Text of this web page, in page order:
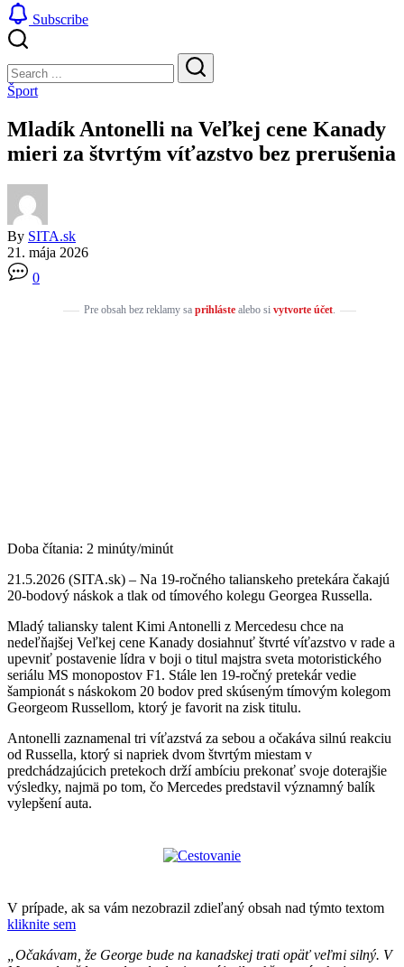
Subscribe
Search
Search
Šport
Mladík Antonelli na Veľkej cene Kanady
mieri za štvrtým víťazstvo bez prerušenia
By SITA.sk
21. mája 2026
0
Pre obsah bez reklamy sa prihlástealebo si vytvorte účet.
Doba čítania: 2 minúty/minút
21.5.2026 (SITA.sk) – Na 19-ročného talianskeho pretekára čakajú
20-bodový náskok a tlak od tímového kolegu Georgea Russella.
Mladý taliansky talent Kimi Antonelli z Mercedesu chce na
nedeľňajšej Veľkej cene Kanady dosiahnuť štvrté víťazstvo v rade a
upevniť postavenie lídra v boji o titul majstra sveta motoristického
seriálu MS monopostov F1. Stále len 19-ročný pretekár vedie
šampionát s náskokom 20 bodov pred skúseným tímovým kolegom
Georgeom Russellom, ktorý je favorit na zisk titulu.
Antonelli zaznamenal tri víťazstvá za sebou a očakáva silnú reakciu
od Russella, ktorý si napriek dvom štvrtým miestam v
predchádzajúcich pretekoch drží ambíciu prekonať svoje doterajšie
výsledky, najmä po tom, čo Mercedes predstavil významný balík
vylepšení auta.
V prípade, ak sa vám nezobrazil zdieľaný obsah nad týmto textom
kliknite sem
„Očakávam, že George bude na kanadskej trati opäť veľmi silný. V